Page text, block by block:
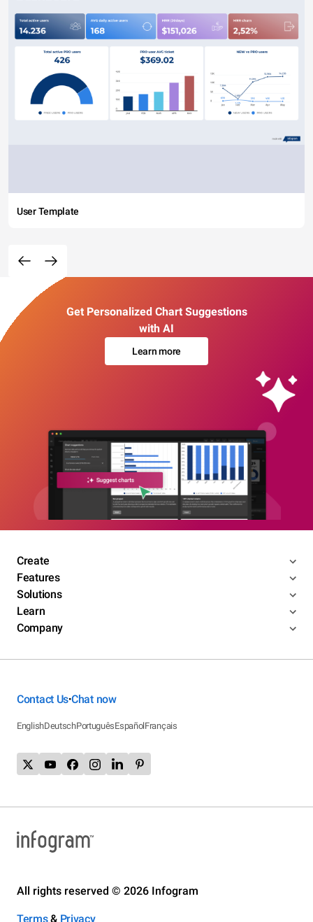
User Template
Get Personalized Chart Suggestions
with AI
Learn more
Create
Features
Solutions
Learn
Company
Contact Us•Chat now
EnglishDeutschPortuguêsEspañolFrançais
All rights reserved © 2026 Infogram
Terms& Privacy